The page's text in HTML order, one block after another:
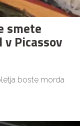
smete
Picassov
boste morda